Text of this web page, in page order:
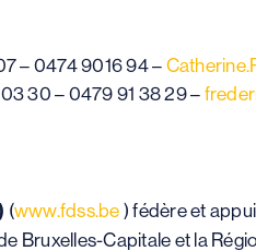
– 0474 9016 94 –
30 – 0479 91 38 29 –
(www.fdss.be ) fédère et
Bruxelles-Capitale et la